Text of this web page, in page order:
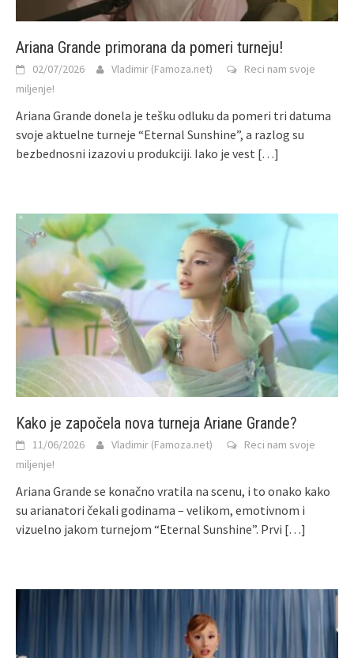
Ariana Grande primorana da pomeri turneju!
02/07/2026 Vladimir (Famoza.net)
Reci nam svoje
miljenje!
Ariana Grande donela je tešku odluku da pomeri tri datuma
svoje aktuelne turneje “Eternal Sunshine”, a razlog su
bezbednosni izazovi u produkciji. Iako je vest […]
Kako je započela nova turneja Ariane Grande?
11/06/2026 Vladimir (Famoza.net)
Reci nam svoje
miljenje!
Ariana Grande se konačno vratila na scenu, i to onako kako
su arianatori čekali godinama – velikom, emotivnom i
vizuelno jakom turnejom “Eternal Sunshine”. Prvi […]